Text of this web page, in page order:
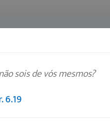
sois de vós mesmos?
6.19